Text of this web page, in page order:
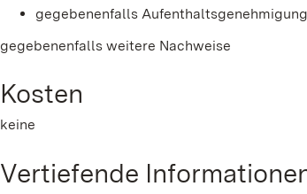
gegebenenfalls Aufenthaltsgenehmigung
gegebenenfalls weitere Nachweise
Kosten
keine
Vertiefende